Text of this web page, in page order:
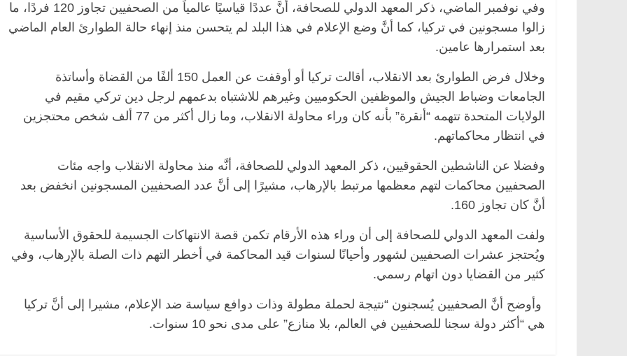
وفي نوفمبر الماضي، ذكر المعهد الدولي للصحافة، أنَّ عددًا قياسيًا عالمياً من الصحفيين تجاوز 120 فردًا، ما
زالوا مسجونين في تركيا، كما أنَّ وضع الإعلام في هذا البلد لم يتحسن منذ إنهاء حالة الطوارئ العام الماضي
بعد استمرارها عامين.
وخلال فرض الطوارئ بعد الانقلاب، أقالت تركيا أو أوقفت عن العمل 150 ألفًا من القضاة وأساتذة
الجامعات وضباط الجيش والموظفين الحكوميين وغيرهم للاشتباه بدعمهم لرجل دين تركي مقيم في
الولايات المتحدة تتهمه “أنقرة” بأنه كان وراء محاولة الانقلاب، وما زال أكثر من 77 ألف شخص محتجزين
في انتظار محاكماتهم.
وفضلا عن الناشطين الحقوقيين، ذكر المعهد الدولي للصحافة، أنَّه منذ محاولة الانقلاب واجه مئات
الصحفيين محاكمات لتهم معظمها مرتبط بالإرهاب، مشيرًا إلى أنَّ عدد الصحفيين المسجونين انخفض بعد
أنَّ كان تجاوز 160.
ولفت المعهد الدولي للصحافة إلى أن وراء هذه الأرقام تكمن قصة الانتهاكات الجسيمة للحقوق الأساسية
ويُحتجز عشرات الصحفيين لشهور وأحيانًا لسنوات قيد المحاكمة في أخطر التهم ذات الصلة بالإرهاب، وفي
كثير من القضايا دون اتهام رسمي.
وأوضح أنَّ الصحفيين يُسجنون “نتيجة لحملة مطولة وذات دوافع سياسة ضد الإعلام، مشيرا إلى أنَّ تركيا
هي “أكثر دولة سجنا للصحفيين في العالم، بلا منازع” على مدى نحو 10 سنوات.